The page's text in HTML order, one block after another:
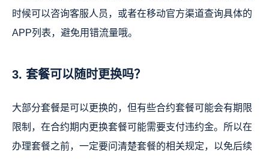
时候可以咨询客服人员，或者在移动官方渠道查询具体的
APP列表，避免用错流量哦。
3. 套餐可以随时更换吗？
大部分套餐是可以更换的，但有些合约套餐可能会有期限
限制，在合约期内更换套餐可能需要支付违约金。所以在
办理套餐之前，一定要问清楚套餐的相关规定，以免后续